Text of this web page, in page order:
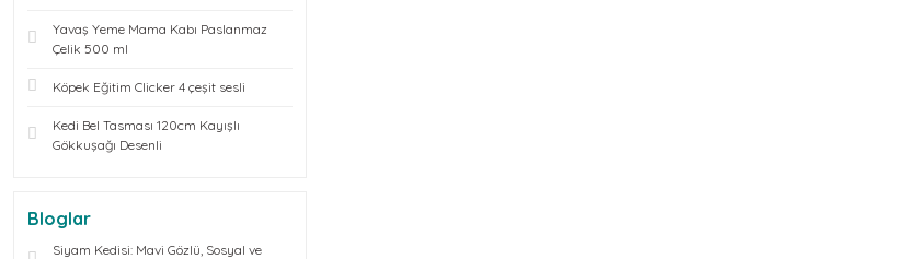
Yavaş Yeme Mama Kabı Paslanmaz
Çelik 500 ml
Köpek Eğitim Clicker 4 çeşit sesli
Kedi Bel Tasması 120cm Kayışlı
Gökkuşağı Desenli
Bloglar
Siyam Kedisi: Mavi Gözlü, Sosyal ve